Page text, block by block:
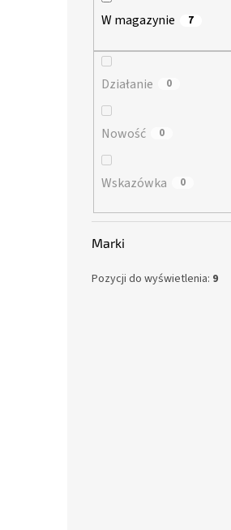
W magazynie 7
Działanie 0
Nowość 0
Wskazówka 0
Marki
Pozycji do wyświetlenia: 9